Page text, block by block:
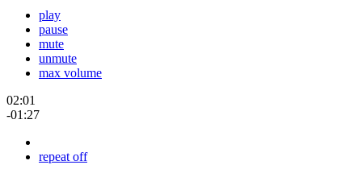
play
pause
mute
unmute
max volume
02:01
-01:27
repeat off